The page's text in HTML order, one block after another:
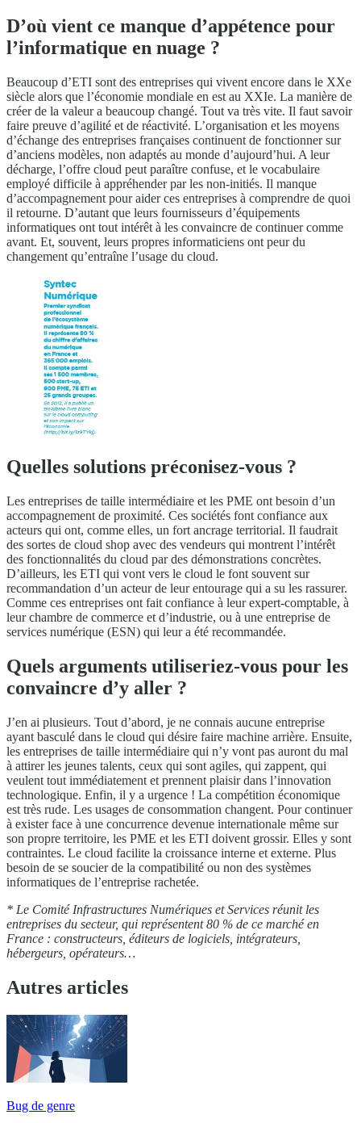
D’où vient ce manque d’appétence pour
l’informatique en nuage ?
Beaucoup d’ETI sont des entreprises qui vivent encore dans le XXe
siècle alors que l’économie mondiale en est au XXIe. La manière de
créer de la valeur a beaucoup changé. Tout va très vite. Il faut savoir
faire preuve d’agilité et de réactivité. L’organisation et les moyens
d’échange des entreprises françaises continuent de fonctionner sur
d’anciens modèles, non adaptés au monde d’aujourd’hui. A leur
décharge, l’offre cloud peut paraître confuse, et le vocabulaire
employé difficile à appréhender par les non-initiés. Il manque
d’accompagnement pour aider ces entreprises à comprendre de quoi
il retourne. D’autant que leurs fournisseurs d’équipements
informatiques ont tout intérêt à les convaincre de continuer comme
avant. Et, souvent, leurs propres informaticiens ont peur du
changement qu’entraîne l’usage du cloud.
Quelles solutions préconisez-vous ?
Les entreprises de taille intermédiaire et les PME ont besoin d’un
accompagnement de proximité. Ces sociétés font confiance aux
acteurs qui ont, comme elles, un fort ancrage territorial. Il faudrait
des sortes de cloud shop avec des vendeurs qui montrent l’intérêt
des fonctionnalités du cloud par des démonstrations concrètes.
D’ailleurs, les ETI qui vont vers le cloud le font souvent sur
recommandation d’un acteur de leur entourage qui a su les rassurer.
Comme ces entreprises ont fait confiance à leur expert-comptable, à
leur chambre de commerce et d’industrie, ou à une entreprise de
services numérique (ESN) qui leur a été recommandée.
Quels arguments utiliseriez-vous pour les
convaincre d’y aller ?
J’en ai plusieurs. Tout d’abord, je ne connais aucune entreprise
ayant basculé dans le cloud qui désire faire machine arrière. Ensuite,
les entreprises de taille intermédiaire qui n’y vont pas auront du mal
à attirer les jeunes talents, ceux qui sont agiles, qui zappent, qui
veulent tout immédiatement et prennent plaisir dans l’innovation
technologique. Enfin, il y a urgence ! La compétition économique
est très rude. Les usages de consommation changent. Pour continuer
à exister face à une concurrence devenue internationale même sur
son propre territoire, les PME et les ETI doivent grossir. Elles y sont
contraintes. Le cloud facilite la croissance interne et externe. Plus
besoin de se soucier de la compatibilité ou non des systèmes
informatiques de l’entreprise rachetée.
* Le Comité Infrastructures Numériques et Services réunit les
entreprises du secteur, qui représentent 80 % de ce marché en
France : constructeurs, éditeurs de logiciels, intégrateurs,
hébergeurs, opérateurs…
Autres articles
Bug de genre